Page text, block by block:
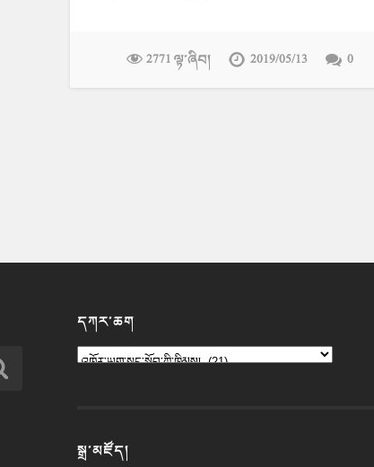
2771 ལྟ་ཞིབ། 2019/05/13 0
དཀར་ཆག
སྒྲ་མཛོད།